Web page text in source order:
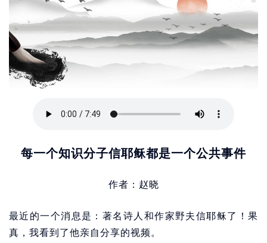
每一个知识分子信耶稣都是一个公共事件
作者：赵晓
最近的一个消息是：著名诗人和作家野夫信耶稣了！果
真，我看到了他亲自分享的视频。